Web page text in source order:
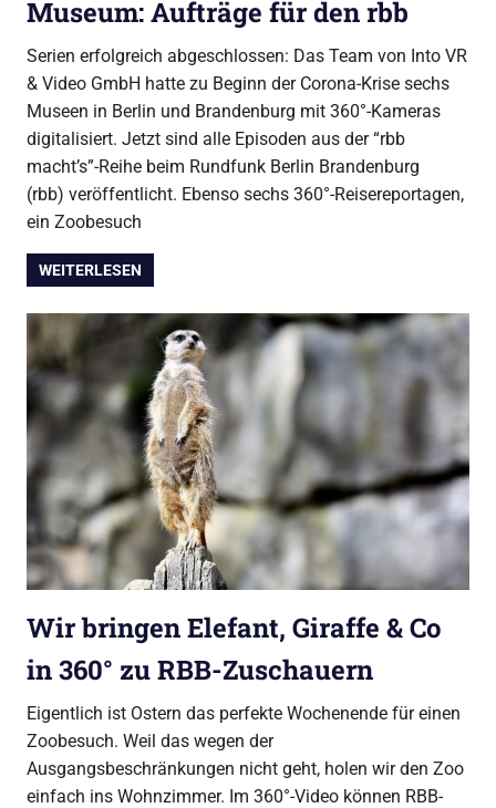
Museum: Aufträge für den rbb
Serien erfolgreich abgeschlossen: Das Team von Into VR
& Video GmbH hatte zu Beginn der Corona-Krise sechs
Museen in Berlin und Brandenburg mit 360°-Kameras
digitalisiert. Jetzt sind alle Episoden aus der “rbb
macht’s”-Reihe beim Rundfunk Berlin Brandenburg
(rbb) veröffentlicht. Ebenso sechs 360°-Reisereportagen,
ein Zoobesuch
WEITERLESEN
Wir bringen Elefant, Giraffe & Co
in 360° zu RBB-Zuschauern
Eigentlich ist Ostern das perfekte Wochenende für einen
Zoobesuch. Weil das wegen der
Ausgangsbeschränkungen nicht geht, holen wir den Zoo
einfach ins Wohnzimmer. Im 360°-Video können RBB-